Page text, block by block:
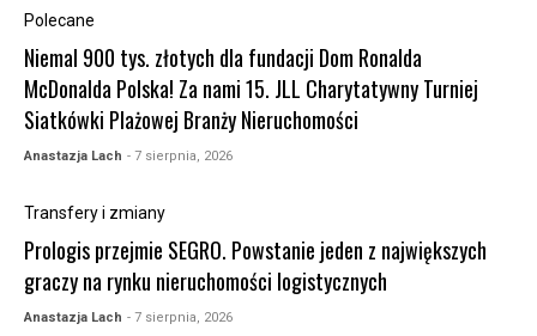
Polecane
Niemal 900 tys. złotych dla fundacji Dom Ronalda
McDonalda Polska! Za nami 15. JLL Charytatywny Turniej
Siatkówki Plażowej Branży Nieruchomości
Anastazja Lach - 7 sierpnia, 2026
Transfery i zmiany
Prologis przejmie SEGRO. Powstanie jeden z największych
graczy na rynku nieruchomości logistycznych
Anastazja Lach - 7 sierpnia, 2026